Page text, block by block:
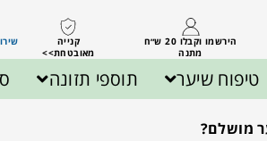
הירשמו וקבלו 20 ש״ח
מתנה
קנייה
מאובטחת>>
שירות
טיפוח שיער תוספי תזונה
מושלם?